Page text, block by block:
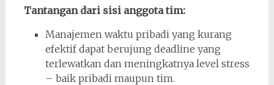
Tantangan dari sisi anggota tim:
Manajemen waktu pribadi yang kurang
efektif dapat berujung deadline yang
terlewatkan dan meningkatnya level stress
– baik pribadi maupun tim.